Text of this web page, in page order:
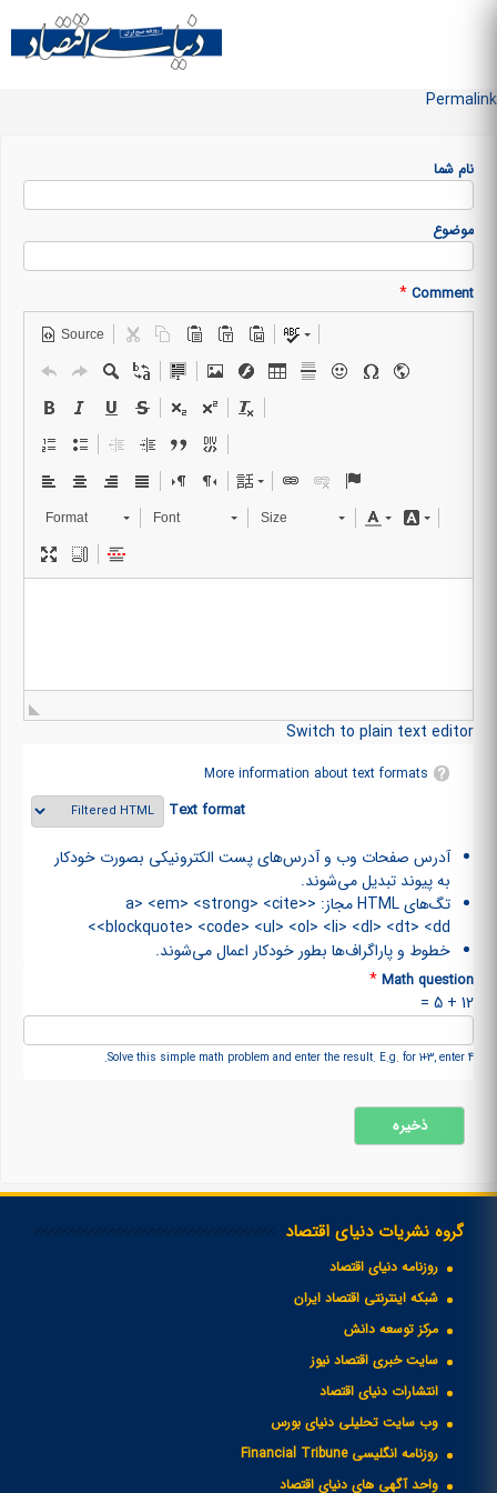
main
content
Permalink
نام شما
موضوع
Comment
*
Source
Format Font Size
Switch to plain text editor
More information about text formats
Text format
آدرس صفحات وب و آدرس‌های پست الکترونیکی بصورت خودکار
به پیوند تبدیل می‌شوند.
تگ‌های HTML مجاز: <a> <em> <strong> <cite>
<blockquote> <code> <ul> <ol> <li> <dl> <dt> <dd>
خطوط و پاراگراف‌ها بطور خودکار اعمال می‌شوند.
Math question
*
12 + 5 =
Solve this simple math problem and enter the result. E.g. for 1+3, enter 4.
گروه نشریات دنیای اقتصاد
روزنامه دنیای اقتصاد
شبکه اینترنتی اقتصاد ایران
مرکز توسعه دانش
سایت خبری اقتصاد نیوز
انتشارات دنیای اقتصاد
وب سایت تحلیلی دنیای بورس
روزنامه انگلیسی Financial Tribune
واحد آگهی های دنیای اقتصاد